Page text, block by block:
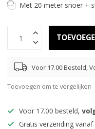
Met 20 meter snoer +
Voor 17.00 Besteld,
Toevoegen om te vergelijken
Voor 17.00 besteld,
Gratis verzending vanaf